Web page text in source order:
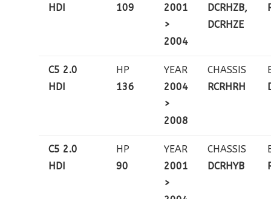
HDI
109
2001
>
2004
DCRHZB,
DCRHZE
C5 2.0
HDI
HP
136
YEAR
2004
>
2008
CHASSIS
RCRHRH
C5 2.0
HDI
HP
90
YEAR
2001
>
CHASSIS
DCRHYB